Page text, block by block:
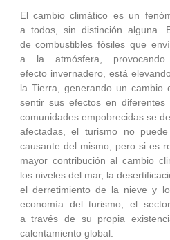
El cambio climático es un
a todos, sin distinción alguna.
de combustibles fósiles que
a la atmósfera,
efecto invernadero, está
la Tierra, generando un cambio
sentir sus efectos en
comunidades empobrecidas se
afectadas, el turismo no
causante del mismo, pero si es
mayor contribución al cambio
los niveles del mar, la
el derretimiento de la nieve y
economía del turismo, el
a través de su propia
calentamiento global.